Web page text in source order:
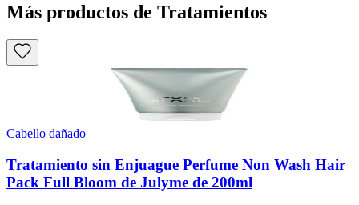
Más productos de Tratamientos
Cabello dañado
Tratamiento sin Enjuague Perfume Non Wash Hair
Pack Full Bloom de Julyme de 200ml